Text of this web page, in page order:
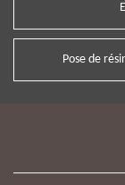
Pose de